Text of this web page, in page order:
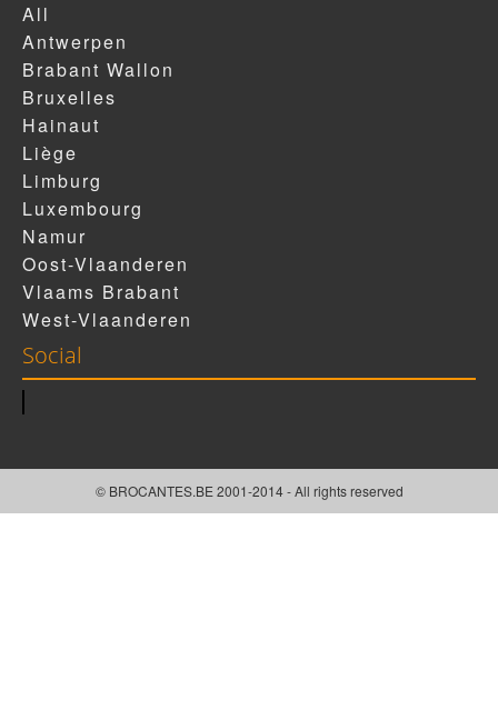
All
Antwerpen
Brabant Wallon
Bruxelles
Hainaut
Liège
Limburg
Luxembourg
Namur
Oost-Vlaanderen
Vlaams Brabant
West-Vlaanderen
Social
© BROCANTES.BE 2001-2014 - All rights reserved